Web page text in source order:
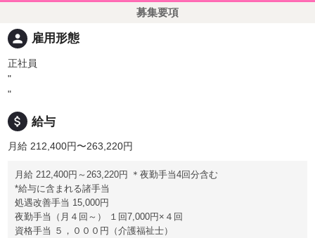
募集要項
person 雇用形態
正社員
"
"
attach_money 給与
月給 212,400円〜263,220円
月給 212,400円～263,220円 ＊夜勤手当4回分含む
*給与に含まれる諸手当
処遇改善手当 15,000円
夜勤手当（月４回～） １回7,000円×４回
資格手当 ５，０００円（介護福祉士）